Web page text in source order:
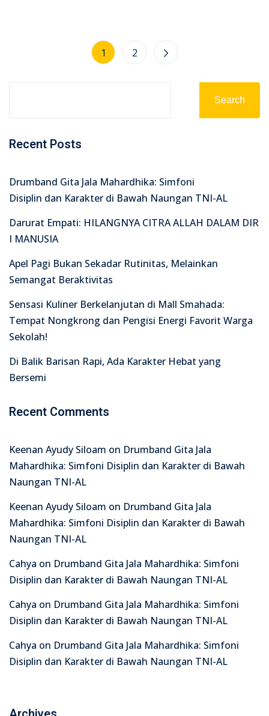
1 2
Search
Recent Posts
Drumband Gita Jala Mahardhika: Simfoni
Disiplin dan Karakter di Bawah Naungan TNI-AL
Darurat Empati: HILANGNYA CITRA ALLAH DALAM DIR
I MANUSIA
Apel Pagi Bukan Sekadar Rutinitas, Melainkan
Semangat Beraktivitas
Sensasi Kuliner Berkelanjutan di Mall Smahada:
Tempat Nongkrong dan Pengisi Energi Favorit Warga
Sekolah!
Di Balik Barisan Rapi, Ada Karakter Hebat yang
Bersemi
Recent Comments
Keenan Ayudy Siloam on Drumband Gita Jala
Mahardhika: Simfoni Disiplin dan Karakter di Bawah
Naungan TNI-AL
Keenan Ayudy Siloam on Drumband Gita Jala
Mahardhika: Simfoni Disiplin dan Karakter di Bawah
Naungan TNI-AL
Cahya on Drumband Gita Jala Mahardhika: Simfoni
Disiplin dan Karakter di Bawah Naungan TNI-AL
Cahya on Drumband Gita Jala Mahardhika: Simfoni
Disiplin dan Karakter di Bawah Naungan TNI-AL
Cahya on Drumband Gita Jala Mahardhika: Simfoni
Disiplin dan Karakter di Bawah Naungan TNI-AL